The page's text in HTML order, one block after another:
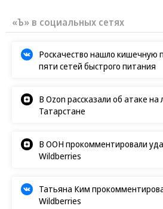
Роскачество нашло кишечную
В Ozon рассказали об атаке на
В ООН прокомментировали
Татьяна Ким